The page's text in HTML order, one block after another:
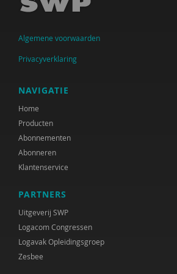
Arjen Keers
Jolanda Keesom
Fijke Koers-Agterkamp
Peter de Koning
Maaike de Lange
Henriette G. Martens
Judith Metz
Jeroen Otten
Joram Pach
Adviescommissie
Algemene voorwaarden
Privacyverklaring
NAVIGATIE
Home
Producten
Abonnementen
Abonneren
Klantenservice
PARTNERS
Uitgeverij SWP
Logacom Congressen
Logavak Opleidingsgroep
Zesbee